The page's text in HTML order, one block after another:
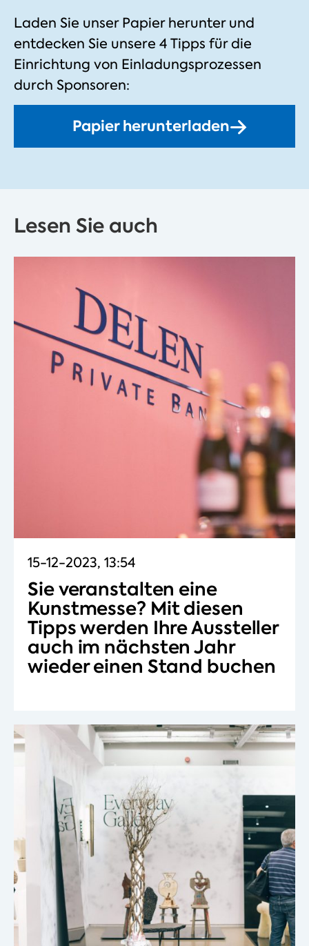
Laden Sie unser Papier herunter und
entdecken Sie unsere 4 Tipps für die
Einrichtung von Einladungsprozessen
durch Sponsoren:
Papier herunterladen
Lesen Sie auch
15-12-2023, 13:54
Sie veranstalten eine
Kunstmesse? Mit diesen
Tipps werden Ihre Aussteller
auch im nächsten Jahr
wieder einen Stand buchen